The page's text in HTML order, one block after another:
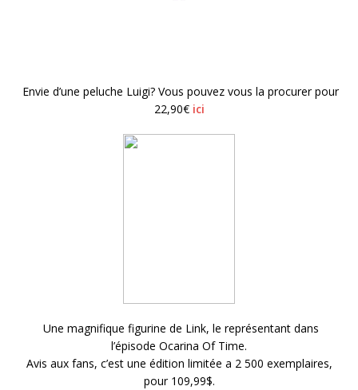
Envie d’une peluche Luigi? Vous pouvez vous la procurer pour
22,90€ ici
Une magnifique figurine de Link, le représentant dans
l’épisode Ocarina Of Time.
Avis aux fans, c’est une édition limitée a 2 500 exemplaires,
pour 109,99$.